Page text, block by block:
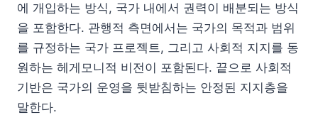
에 개입하는 방식, 국가 내에서 권력이 배분되는 방식
을 포함한다. 관행적 측면에서는 국가의 목적과 범위
를 규정하는 국가 프로젝트, 그리고 사회적 지지를 동
원하는 헤게모니적 비전이 포함된다. 끝으로 사회적
기반은 국가의 운영을 뒷받침하는 안정된 지지층을
말한다.